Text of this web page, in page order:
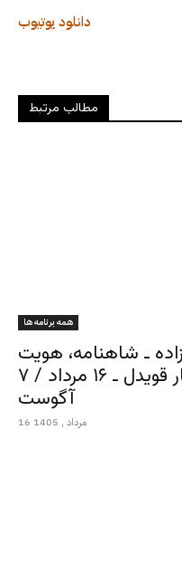
یوتیوب دانلود
مطالب مرتبط
همه برنامه ها
ـ شاهنامه، هویت
ایرانی و گفت‌وگو با مازیار قویدل ـ ۱۶ مرداد / ۷
آگوست
16 مرداد , 1405